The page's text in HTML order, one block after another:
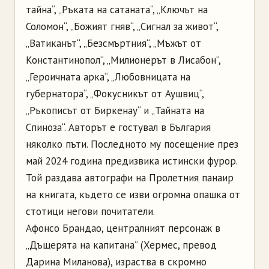
тайна“,„Ръката на сатаната“,„Ключът на
Соломон“,„Божият гняв“,„Сигнал за живот“,
„Ватиканът“,„Безсмъртния“,„Мъжът от
Константинопол“,„Милионерът в Лисабон“,
„Героичната арка“,„Любовницата на
губернатора“,„Фокусникът от Аушвиц“,
„Ръкописът от Биркенау“ и„Тайната на
Спиноза“. Авторът е гостувал в България
няколко пъти. Последното му посещение през
май 2024 година предизвика истински фурор.
Той раздава автографи на Пролетния панаир
на книгата, където се изви огромна опашка от
стотици негови почитатели.
Афонсо Брандао, централният персонаж в
„Дъщерята на капитана“ (Хермес, превод
Дарина Миланова), израства в скромно